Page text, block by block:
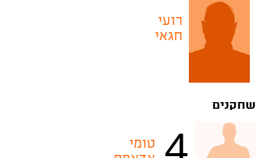
רועי
חגאי
שחקנים
4
טומי